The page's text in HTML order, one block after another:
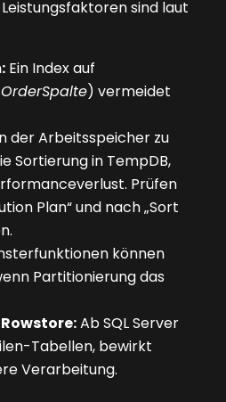
sind laut
Ein Index auf
OrderSpalte) vermeidet
der Arbeitsspeicher zu
Sortierung in TempDB,
Prüfen
Plan“ und nach „Sort
können
Partitionierung das
Ab SQL Server
Tabellen, bewirkt
Verarbeitung.